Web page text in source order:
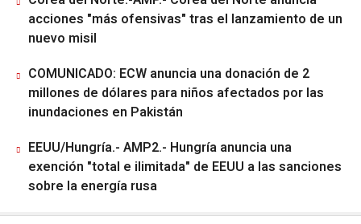
acciones "más ofensivas" tras el lanzamiento de un
nuevo misil
COMUNICADO: ECW anuncia una donación de 2
millones de dólares para niños afectados por las
inundaciones en Pakistán
EEUU/Hungría.- AMP2.- Hungría anuncia una
exención "total e ilimitada" de EEUU a las sanciones
sobre la energía rusa